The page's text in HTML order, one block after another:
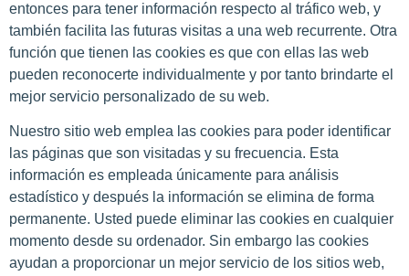
entonces para tener información respecto al tráfico web, y
también facilita las futuras visitas a una web recurrente. Otra
función que tienen las cookies es que con ellas las web
pueden reconocerte individualmente y por tanto brindarte el
mejor servicio personalizado de su web.
Nuestro sitio web emplea las cookies para poder identificar
las páginas que son visitadas y su frecuencia. Esta
información es empleada únicamente para análisis
estadístico y después la información se elimina de forma
permanente. Usted puede eliminar las cookies en cualquier
momento desde su ordenador. Sin embargo las cookies
ayudan a proporcionar un mejor servicio de los sitios web,